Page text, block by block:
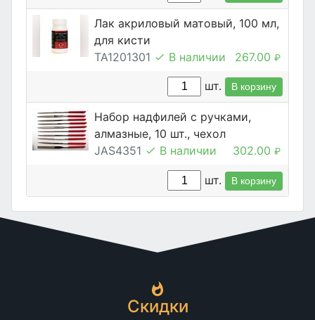
Лак акриловый матовый, 100 мл,
для кисти
TA1201301
В наличии 267.00 ₽
шт. В корзину
Набор надфилей с ручками,
алмазные, 10 шт., чехол
JAS4351
В наличии 302.00 ₽
шт. В корзину
Скидки